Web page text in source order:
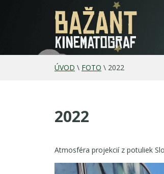
ÚVOD \ FOTO \ 2022
2022
Atmosféra projekcií z potuliek